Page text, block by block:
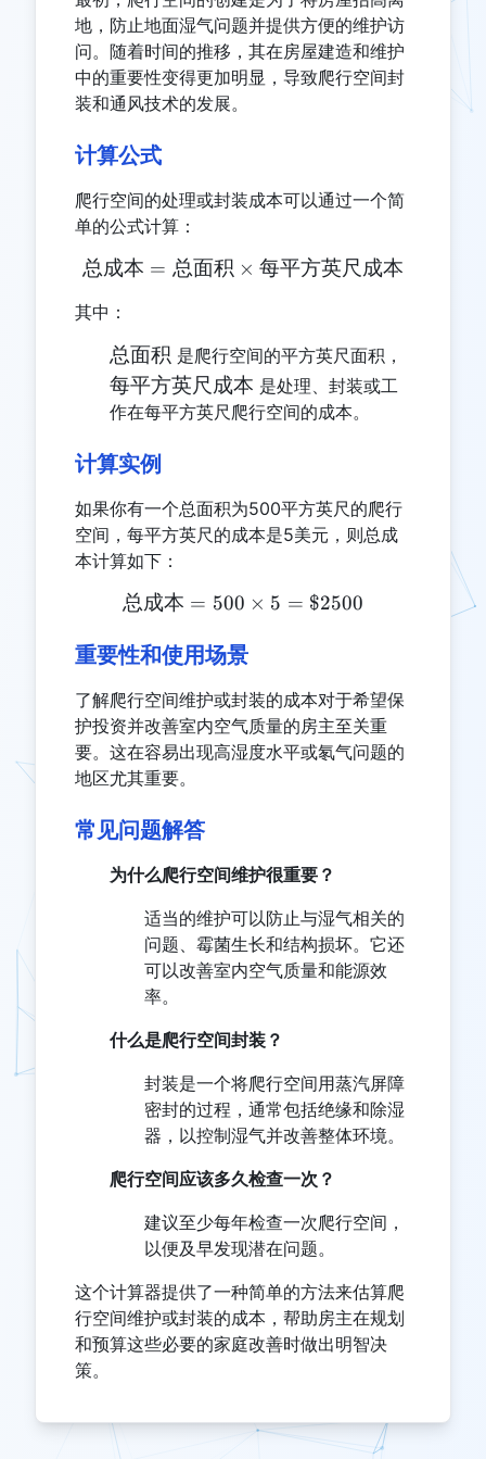
地，防止地面湿气问题并提供方便的维护访
问。随着时间的推移，其在房屋建造和维护
中的重要性变得更加明显，导致爬行空间封
装和通风技术的发展。
计算公式
爬行空间的处理或封装成本可以通过一个简
单的公式计算：
\text{总成本} = \text{总
总成本 = 总面积 × 每平方英尺成本
其中：
\text{总
面积}
总面积 是爬行空间的平方英尺面积，
\text{每
平方英
每平方英尺成本 是处理、封装或工
作在每平方英尺爬行空间的成本。
计算实例
如果你有一个总面积为500平方英尺的爬行
空间，每平方英尺的成本是5美元，则总成
本计算如下：
\text{总成本} = 500
总成本 = 500 × 5 = $2500
重要性和使用场景
了解爬行空间维护或封装的成本对于希望保
护投资并改善室内空气质量的房主至关重
要。这在容易出现高湿度水平或氡气问题的
地区尤其重要。
常见问题解答
为什么爬行空间维护很重要？
适当的维护可以防止与湿气相关的
问题、霉菌生长和结构损坏。它还
可以改善室内空气质量和能源效
率。
什么是爬行空间封装？
封装是一个将爬行空间用蒸汽屏障
密封的过程，通常包括绝缘和除湿
器，以控制湿气并改善整体环境。
爬行空间应该多久检查一次？
建议至少每年检查一次爬行空间，
以便及早发现潜在问题。
这个计算器提供了一种简单的方法来估算爬
行空间维护或封装的成本，帮助房主在规划
和预算这些必要的家庭改善时做出明智决
策。